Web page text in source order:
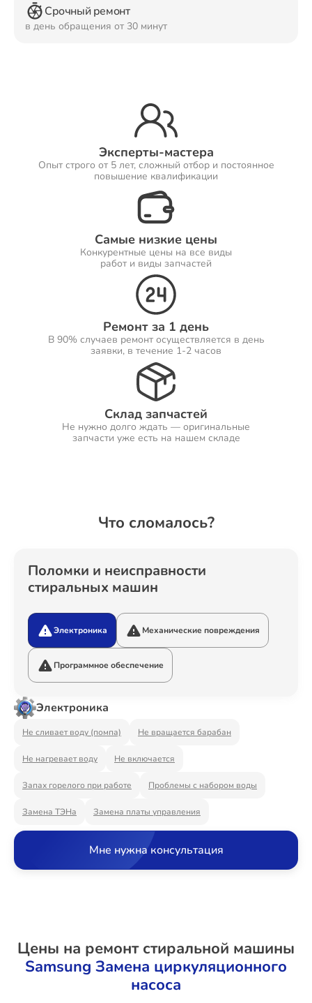
Срочный ремонт
в день обращения от 30 минут
Эксперты-мастера
Опыт строго от 5 лет, сложный отбор и постоянное
повышение квалификации
Самые низкие цены
Конкурентные цены на все виды
работ и виды запчастей
Ремонт за 1 день
В 90% случаев ремонт осуществляется в день
заявки, в течение 1-2 часов
Склад запчастей
Не нужно долго ждать — оригинальные
запчасти уже есть на нашем складе
Что сломалось?
Поломки и неисправности
стиральных машин
Электроника Механические повреждения
Программное обеспечение
Электроника
Не сливает воду (помпа) Не вращается барабан
Не нагревает воду Не включается
Запах горелого при работе Проблемы с набором воды
Замена ТЭНа Замена платы управления
Мне нужна консультация
Цены на ремонт стиральной машины
Samsung Замена циркуляционного
насоса
Ремонт Принтеров
Ремонт Саундбаров
Ремонт VR систем
Ремонт Сабвуферов
Ремонт Посудомоечных машин
Ремонт Холодильников
Ремонт Варочных панелей
Ремонт Акустических систем
Ремонт Интерактивных панелей
Ремонт Водонагревателей
Ремонт Духовых шкафов